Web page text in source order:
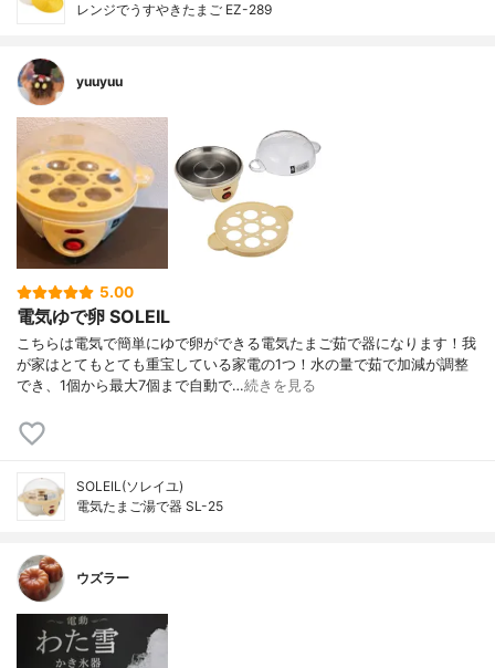
レンジでうすやきたまご EZ-289
yuuyuu
5.00
電気ゆで卵 SOLEIL
こちらは電気で簡単にゆで卵ができる電気たまご茹で器になります！我
が家はとてもとても重宝している家電の1つ！水の量で茹で加減が調整
でき、1個から最大7個まで自動で…続きを見る
SOLEIL(ソレイユ)
電気たまご湯で器 SL-25
ウズラー